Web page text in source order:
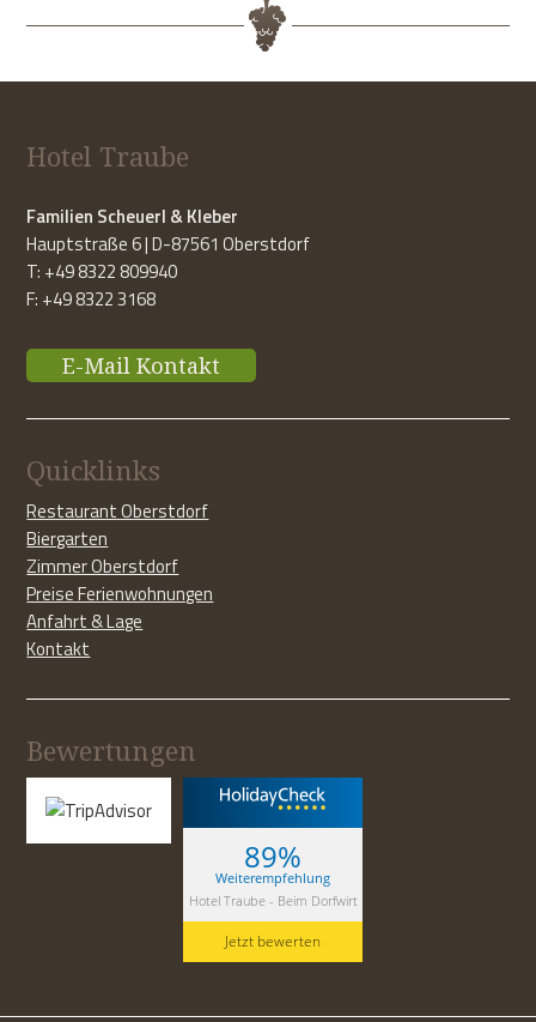
Hotel Traube
Familien Scheuerl & Kleber
Hauptstraße 6 | D-87561 Oberstdorf
T: +49 8322 809940
F: +49 8322 3168
E-Mail Kontakt
Quicklinks
Restaurant Oberstdorf
Biergarten
Zimmer Oberstdorf
Preise Ferienwohnungen
Anfahrt & Lage
Kontakt
Bewertungen
89%
Weiterempfehlung
Hotel Traube - Beim Dorfwirt
Jetzt bewerten